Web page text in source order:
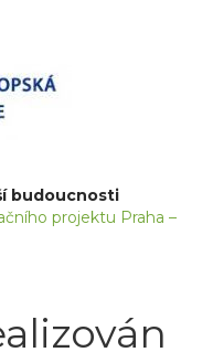
budoucnosti
projektu Praha –